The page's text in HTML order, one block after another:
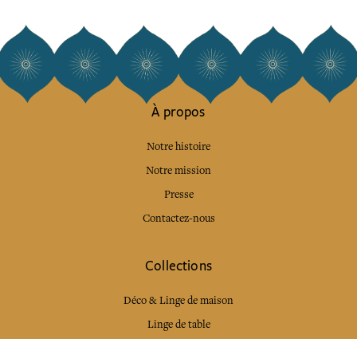
À propos
Notre histoire
Notre mission
Presse
Contactez-nous
Collections
Déco & Linge de maison
Linge de table